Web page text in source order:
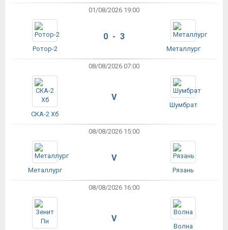
01/08/2026 19:00
Ротор-2
0 - 3
Металлург
08/08/2026 07:00
СКА-2 Хб
V
Шумбрат
08/08/2026 15:00
Металлург
V
Рязань
08/08/2026 16:00
V
Волна